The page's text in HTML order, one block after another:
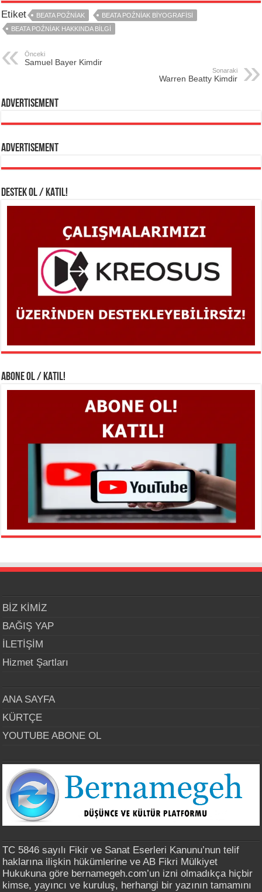
Etiket BEATA POŹNIAK
BEATA POŹNIAK BIYOGRAFISI
BEATA POŹNIAK HAKKINDA BILGI
Önceki
Samuel Bayer Kimdir
Sonaraki
Warren Beatty Kimdir
Advertisement
Advertisement
DESTEK OL / KATIL!
ABONE OL / KATIL!
BİZ KİMİZ
BAĞIŞ YAP
İLETİŞİM
Hizmet Şartları
ANA SAYFA
KÜRTÇE
YOUTUBE ABONE OL
TC 5846 sayılı Fikir ve Sanat Eserleri Kanunu’nun telif
haklarına ilişkin hükümlerine ve AB Fikri Mülkiyet
Hukukuna göre bernamegeh.com’un izni olmadıkça hiçbir
kimse, yayıncı ve kuruluş, herhangi bir yazının tamamını